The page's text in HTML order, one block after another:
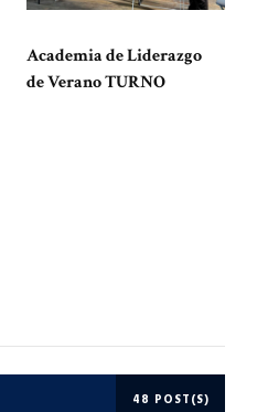
Academia de Liderazgo
de Verano TURNO
48 POST(S)